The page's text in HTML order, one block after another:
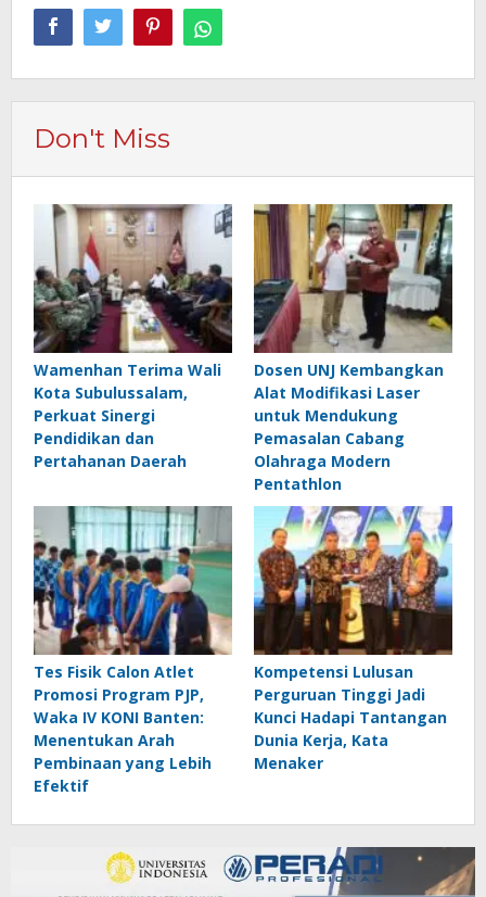
Don't Miss
Wamenhan Terima Wali
Kota Subulussalam,
Perkuat Sinergi
Pendidikan dan
Pertahanan Daerah
Dosen UNJ Kembangkan
Alat Modifikasi Laser
untuk Mendukung
Pemasalan Cabang
Olahraga Modern
Pentathlon
Tes Fisik Calon Atlet
Promosi Program PJP,
Waka IV KONI Banten:
Menentukan Arah
Pembinaan yang Lebih
Efektif
Kompetensi Lulusan
Perguruan Tinggi Jadi
Kunci Hadapi Tantangan
Dunia Kerja, Kata
Menaker